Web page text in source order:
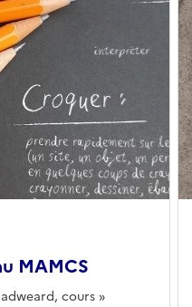
MAMCS
cours »